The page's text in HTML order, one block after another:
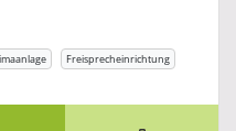
Freisprecheinrichtung